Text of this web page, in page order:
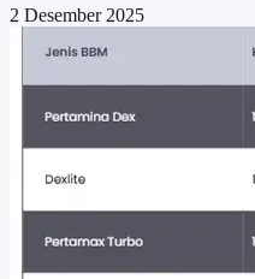
2 Desember 2025